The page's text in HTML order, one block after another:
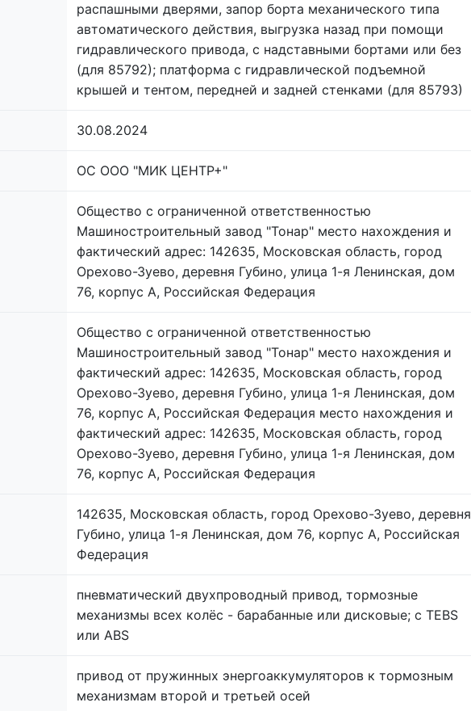
распашными дверями, запор борта механического типа
автоматического действия, выгрузка назад при помощи
гидравлического привода, с надставными бортами или без
(для 85792); платформа с гидравлической подъемной
крышей и тентом, передней и задней стенками (для 85793)
30.08.2024
ОС ООО "МИК ЦЕНТР+"
Общество с ограниченной ответственностью
Машиностроительный завод "Тонар" место нахождения и
фактический адрес: 142635, Московская область, город
Орехово-Зуево, деревня Губино, улица 1-я Ленинская, дом
76, корпус А, Российская Федерация
Общество с ограниченной ответственностью
Машиностроительный завод "Тонар" место нахождения и
фактический адрес: 142635, Московская область, город
Орехово-Зуево, деревня Губино, улица 1-я Ленинская, дом
76, корпус А, Российская Федерация место нахождения и
фактический адрес: 142635, Московская область, город
Орехово-Зуево, деревня Губино, улица 1-я Ленинская, дом
76, корпус А, Российская Федерация
142635, Московская область, город Орехово-Зуево, деревня
Губино, улица 1-я Ленинская, дом 76, корпус А, Российская
Федерация
пневматический двухпроводный привод, тормозные
механизмы всех колёс - барабанные или дисковые; с TEBS
или ABS
привод от пружинных энергоаккумуляторов к тормозным
механизмам второй и третьей осей